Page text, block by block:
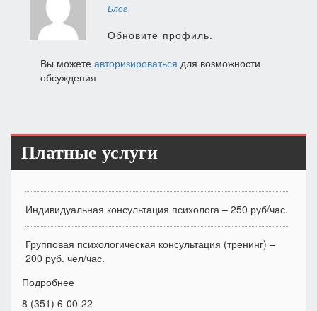
Блог
Обновите профиль.
Вы можете авторизироваться для возможности
обсуждения
Платные услуги
Индивидуальная консультация психолога – 250 руб/час.
Групповая психологическая консультация (тренинг) –
200 руб. чел/час.
Подробнее
8 (351) 6-00-22